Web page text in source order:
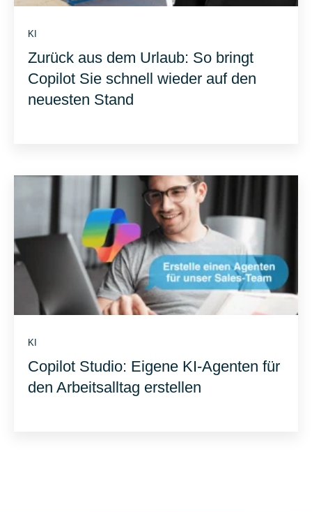
KI
Zurück aus dem Urlaub: So bringt
Copilot Sie schnell wieder auf den
neuesten Stand
KI
Copilot Studio: Eigene KI-Agenten für
den Arbeitsalltag erstellen